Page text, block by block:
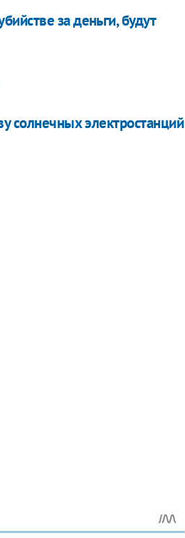
за деньги, будут
солнечных электростанций